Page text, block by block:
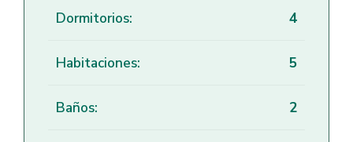
Dormitorios: 4
Habitaciones: 5
Baños: 2